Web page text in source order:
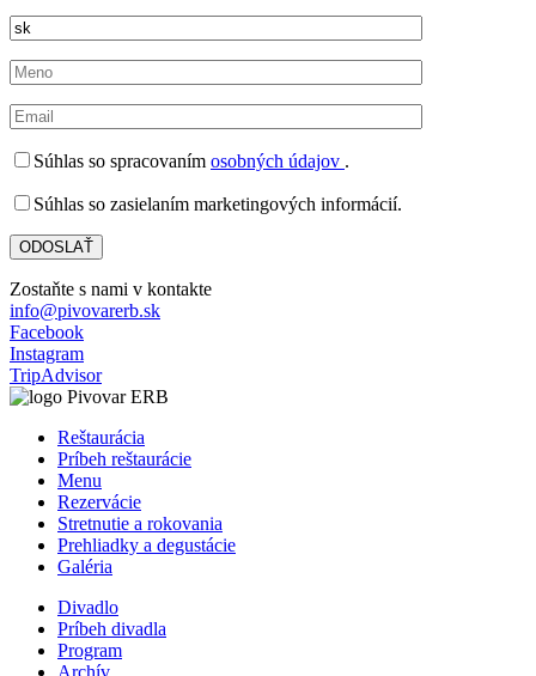
Súhlas so spracovaním osobných údajov .
Súhlas so zasielaním marketingových informácií.
Zostaňte s nami v kontakte
info@pivovarerb.sk
Facebook
Instagram
TripAdvisor
Reštaurácia
Príbeh reštaurácie
Menu
Rezervácie
Stretnutie a rokovania
Prehliadky a degustácie
Galéria
Divadlo
Príbeh divadla
Program